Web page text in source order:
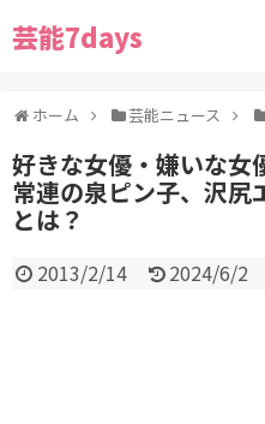
芸能7days
ホーム 芸能ニュース
好きな女優・嫌いな女
常連の泉ピン子、沢尻
とは？
2013/2/14 2024/6/2